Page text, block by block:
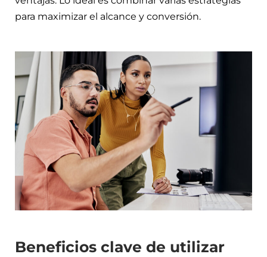
para maximizar el alcance y conversión.
Beneficios clave de utilizar